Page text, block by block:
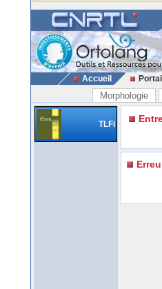
Accueil
Morphologie
TLFi